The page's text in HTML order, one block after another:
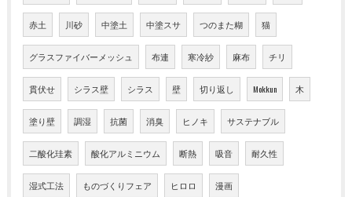
赤土 川砂 中塗土 中塗スサ つのまた糊 猫
グラスファイバーメッシュ 布連 寒冷紗 麻布 チリ
貫伏せ シラス壁 シラス 壁 切り返し Mokkun 木
塗り壁 調湿 抗菌 消臭 ヒノキ サステナブル
二酸化珪素 酸化アルミニウム 断熱 吸音 耐久性
湿式工法 ものづくりフェア ヒロロ 漫画